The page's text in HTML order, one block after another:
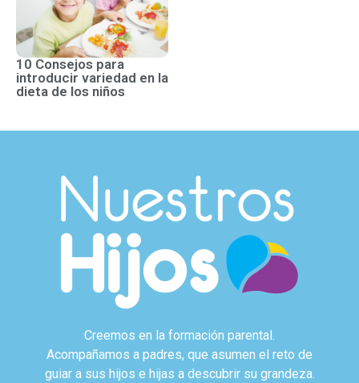
10 Consejos para
introducir variedad en la
dieta de los niños
Creemos en la formación parental.
Acompañamos a padres, que asumen el reto de
guiar a sus hijos e hijas a descubrir su grandeza.